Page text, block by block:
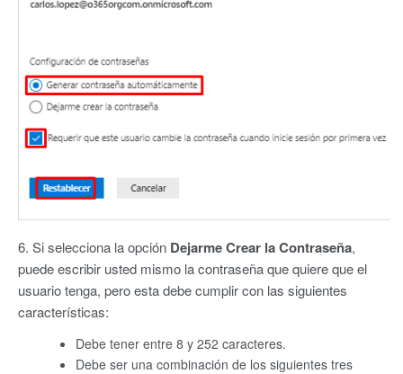
6. Si selecciona la opción Dejarme Crear la Contraseña,
puede escribir usted mismo la contraseña que quiere que el
usuario tenga, pero esta debe cumplir con las siguientes
características:
Debe tener entre 8 y 252 caracteres.
Debe ser una combinación de los siguientes tres